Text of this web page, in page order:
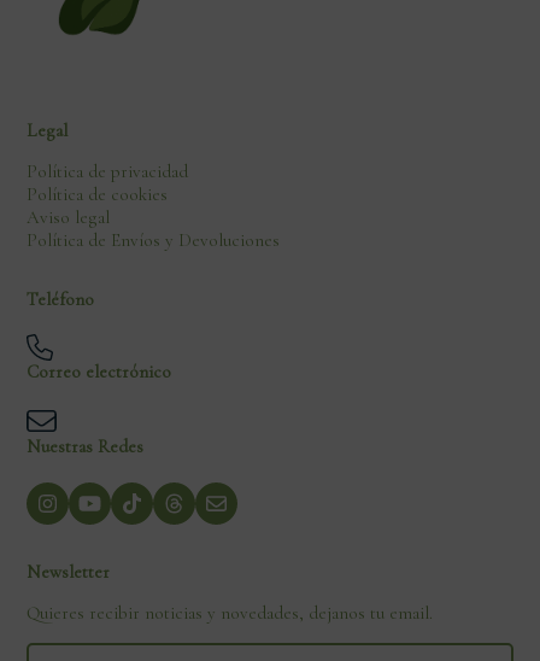
Legal
Política de privacidad
Política de cookies
Aviso legal
Política de Envíos y Devoluciones
Teléfono
Correo electrónico
Nuestras Redes
Newsletter
Quieres recibir noticias y novedades, dejanos tu email.